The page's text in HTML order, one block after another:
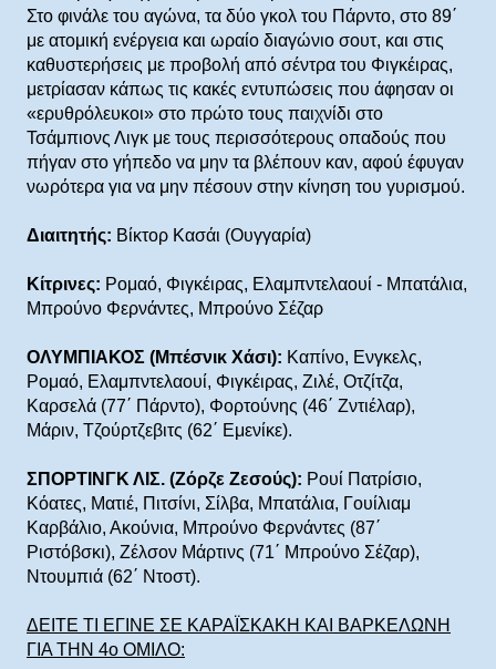
Στο φινάλε του αγώνα, τα δύο γκολ του Πάρντο, στο 89΄
με ατομική ενέργεια και ωραίο διαγώνιο σουτ, και στις
καθυστερήσεις με προβολή από σέντρα του Φιγκέιρας,
μετρίασαν κάπως τις κακές εντυπώσεις που άφησαν οι
«ερυθρόλευκοι» στο πρώτο τους παιχνίδι στο
Τσάμπιονς Λιγκ με τους περισσότερους οπαδούς που
πήγαν στο γήπεδο να μην τα βλέπουν καν, αφού έφυγαν
νωρότερα για να μην πέσουν στην κίνηση του γυρισμού.
Διαιτητής: Βίκτορ Κασάι (Ουγγαρία)
Κίτρινες: Ρομαό, Φιγκέιρας, Ελαμπντελαουί - Μπατάλια,
Μπρούνο Φερνάντες, Μπρούνο Σέζαρ
ΟΛΥΜΠΙΑΚΟΣ (Μπέσνικ Χάσι): Καπίνο, Ενγκελς,
Ρομαό, Ελαμπντελαουί, Φιγκέιρας, Ζιλέ, Οτζίτζα,
Καρσελά (77΄ Πάρντο), Φορτούνης (46΄ Ζντιέλαρ),
Μάριν, Τζούρτζεβιτς (62΄ Εμενίκε).
ΣΠΟΡΤΙΝΓΚ ΛΙΣ. (Ζόρζε Ζεσούς): Ρουί Πατρίσιο,
Κόατες, Ματιέ, Πιτσίνι, Σίλβα, Μπατάλια, Γουίλιαμ
Καρβάλιο, Ακούνια, Μπρούνο Φερνάντες (87΄
Ριστόβσκι), Ζέλσον Μάρτινς (71΄ Μπρούνο Σέζαρ),
Ντουμπιά (62΄ Ντοστ).
ΔΕΙΤΕ ΤΙ ΕΓΙΝΕ ΣΕ ΚΑΡΑΪΣΚΑΚΗ ΚΑΙ ΒΑΡΚΕΛΩΝΗ
ΓΙΑ ΤΗΝ 4ο ΟΜΙΛΟ: